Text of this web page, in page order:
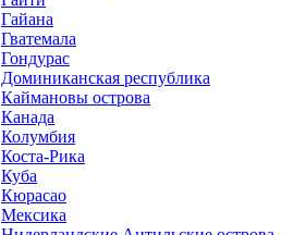
Гайана
Гватемала
Гондурас
Доминиканская республика
Каймановы острова
Канада
Колумбия
Коста-Рика
Куба
Кюрасао
Мексика